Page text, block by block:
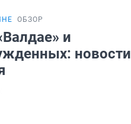
ОБЗОР
и
новости